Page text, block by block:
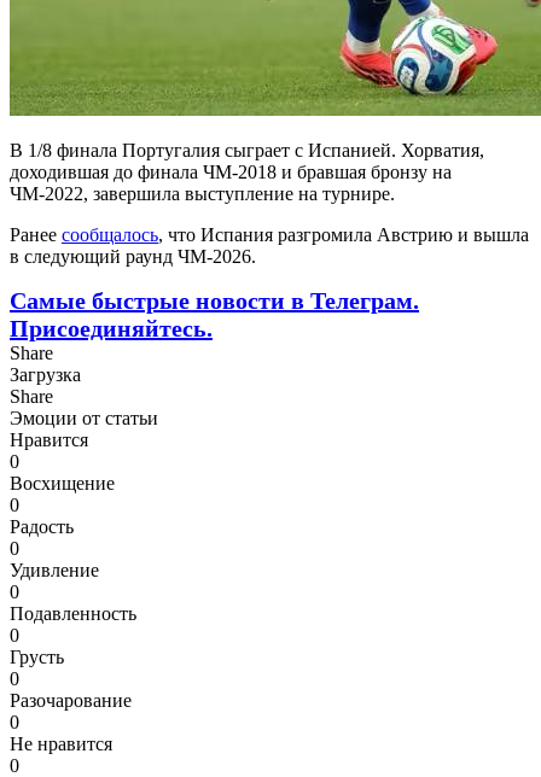
В 1/8 финала Португалия сыграет с Испанией. Хорватия,
доходившая до финала ЧМ-2018 и бравшая бронзу на
ЧМ-2022, завершила выступление на турнире.
Ранее сообщалось, что Испания разгромила Австрию и вышла
в следующий раунд ЧМ-2026.
Самые быстрые новости в Телеграм.
Присоединяйтесь.
Share
Загрузка
Share
Эмоции от статьи
Нравится
0
Восхищение
0
Радость
0
Удивление
0
Подавленность
0
Грусть
0
Разочарование
0
Не нравится
0